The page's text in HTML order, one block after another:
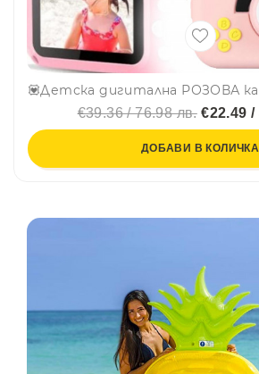
€39.36 / 76.98 лв.€22.49 /
ДОБАВИ В КОЛИЧКА